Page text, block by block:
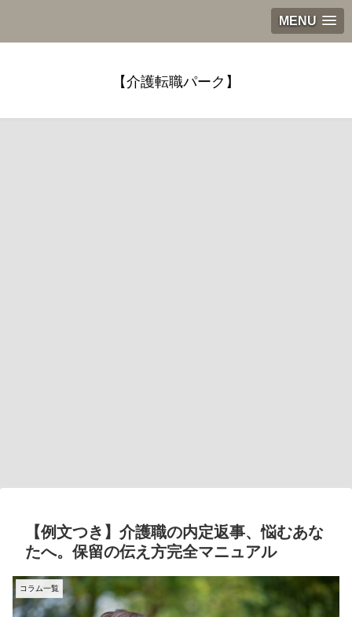
MENU
【介護転職パーク】
【例文つき】介護職の内定返事、悩むあな
たへ。保留の伝え方完全マニュアル
コラム一覧